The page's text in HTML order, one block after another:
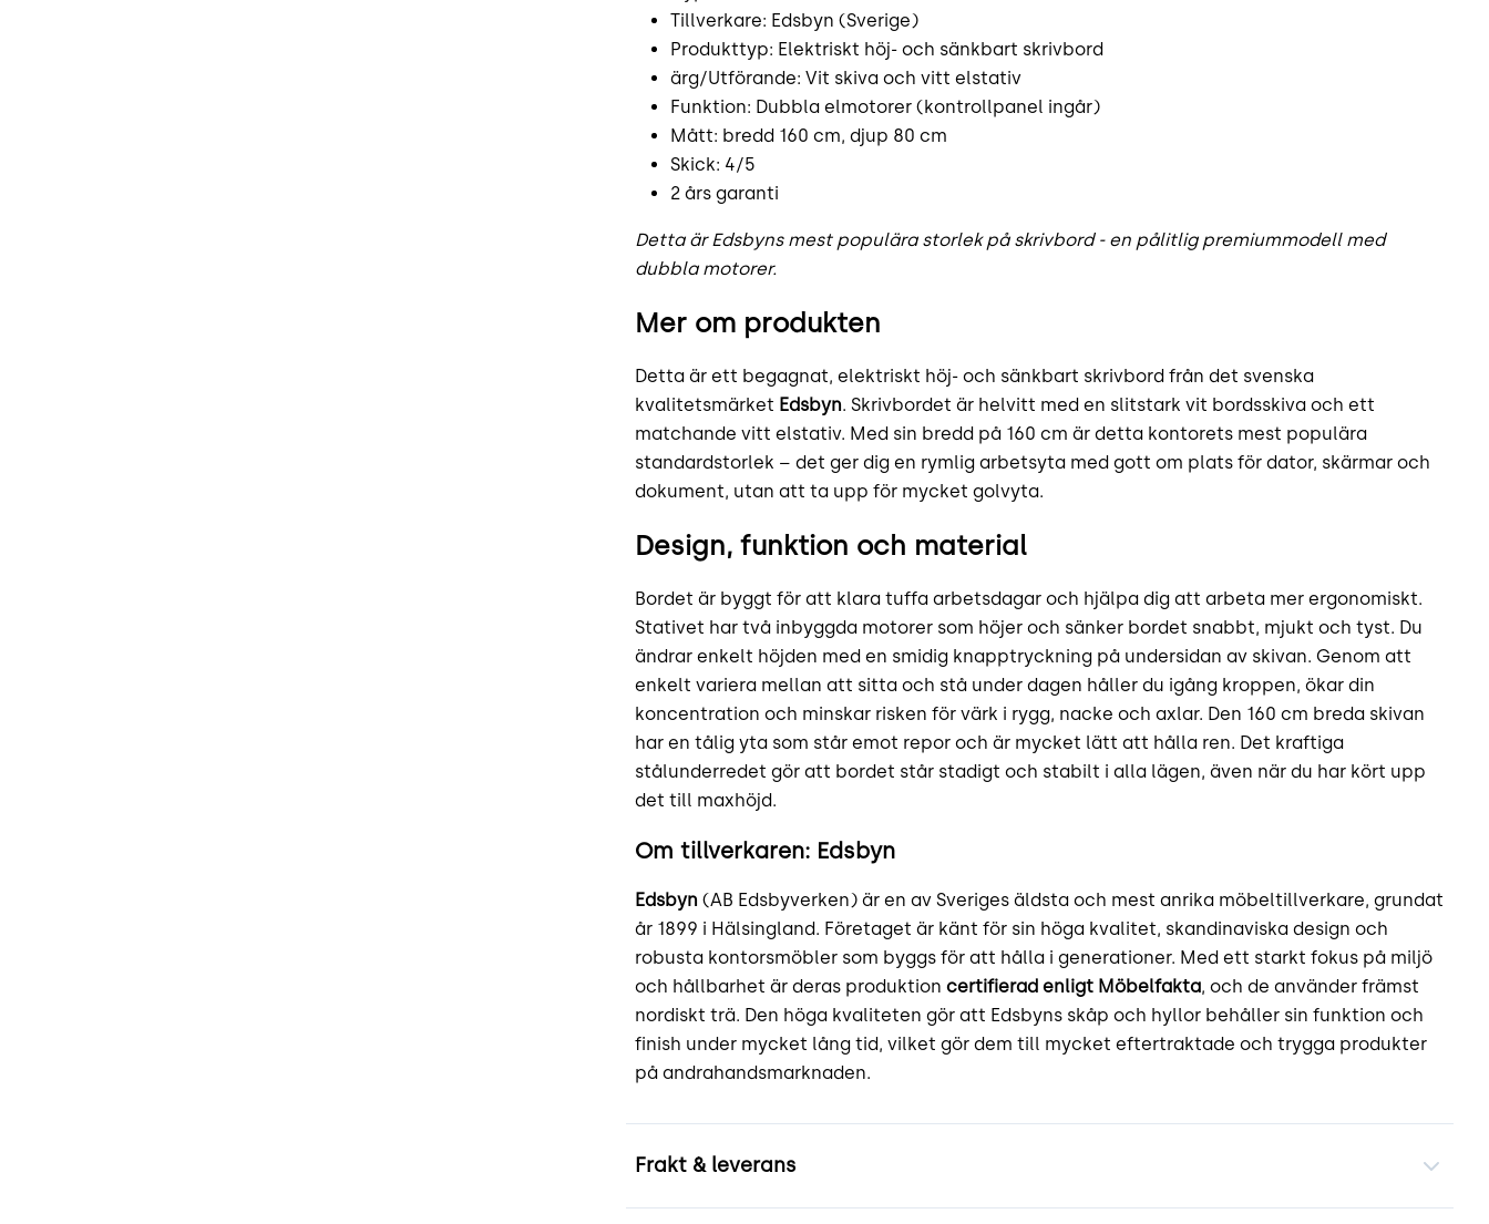
Tillverkare: Edsbyn (Sverige)
Produkttyp: Elektriskt höj- och sänkbart skrivbord
ärg/Utförande: Vit skiva och vitt elstativ
Funktion: Dubbla elmotorer (kontrollpanel ingår)
Mått: bredd 160 cm, djup 80 cm
Skick: 4/5
2 års garanti
Detta är Edsbyns mest populära storlek på skrivbord - en pålitlig premiummodell med
dubbla motorer.
Mer om produkten
Detta är ett begagnat, elektriskt höj- och sänkbart skrivbord från det svenska
kvalitetsmärket Edsbyn. Skrivbordet är helvitt med en slitstark vit bordsskiva och ett
matchande vitt elstativ. Med sin bredd på 160 cm är detta kontorets mest populära
standardstorlek – det ger dig en rymlig arbetsyta med gott om plats för dator, skärmar och
dokument, utan att ta upp för mycket golvyta.
Design, funktion och material
Bordet är byggt för att klara tuffa arbetsdagar och hjälpa dig att arbeta mer ergonomiskt.
Stativet har två inbyggda motorer som höjer och sänker bordet snabbt, mjukt och tyst. Du
ändrar enkelt höjden med en smidig knapptryckning på undersidan av skivan. Genom att
enkelt variera mellan att sitta och stå under dagen håller du igång kroppen, ökar din
koncentration och minskar risken för värk i rygg, nacke och axlar. Den 160 cm breda skivan
har en tålig yta som står emot repor och är mycket lätt att hålla ren. Det kraftiga
stålunderredet gör att bordet står stadigt och stabilt i alla lägen, även när du har kört upp
det till maxhöjd.
Om tillverkaren: Edsbyn
Edsbyn (AB Edsbyverken) är en av Sveriges äldsta och mest anrika möbeltillverkare, grundat
år 1899 i Hälsingland. Företaget är känt för sin höga kvalitet, skandinaviska design och
robusta kontorsmöbler som byggs för att hålla i generationer. Med ett starkt fokus på miljö
och hållbarhet är deras produktioncertifierad enligt Möbelfakta, och de använder främst
nordiskt trä. Den höga kvaliteten gör att Edsbyns skåp och hyllor behåller sin funktion och
finish under mycket lång tid, vilket gör dem till mycket eftertraktade och trygga produkter
på andrahandsmarknaden.
Frakt & leverans